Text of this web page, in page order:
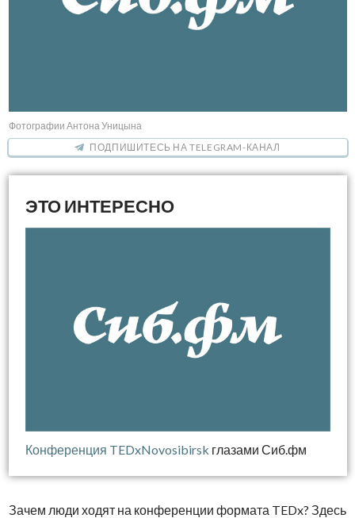
Фотографии Антона Уницына
ПОДПИШИТЕСЬ НА TELEGRAM-КАНАЛ
Конференция TEDxNovosibirsk глазами Сиб.фм
Зачем люди ходят на конференции формата TEDx? Здесь